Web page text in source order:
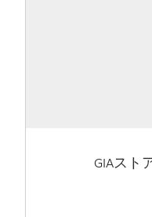
GIAスト